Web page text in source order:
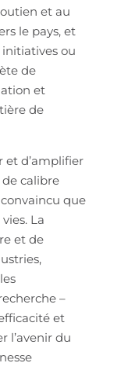
et au
le pays, et
ou
de
et
de
et d’amplifier
calibre
que
La
et de
–
et
l’avenir du